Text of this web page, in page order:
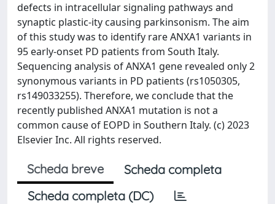
defects in intracellular signaling pathways and
synaptic plastic-ity causing parkinsonism. The aim
of this study was to identify rare ANXA1 variants in
95 early-onset PD patients from South Italy.
Sequencing analysis of ANXA1 gene revealed only 2
synonymous variants in PD patients (rs1050305,
rs149033255). Therefore, we conclude that the
recently published ANXA1 mutation is not a
common cause of EOPD in Southern Italy. (c) 2023
Elsevier Inc. All rights reserved.
Scheda breve
Scheda completa
Scheda completa (DC)